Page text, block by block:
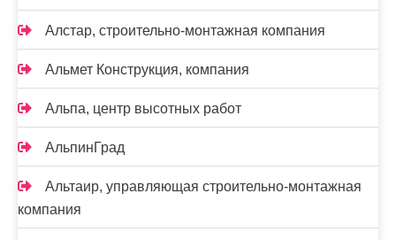
Алстар, строительно-монтажная компания
Альмет Конструкция, компания
Альпа, центр высотных работ
АльпинГрад
Альтаир, управляющая строительно-монтажная
компания